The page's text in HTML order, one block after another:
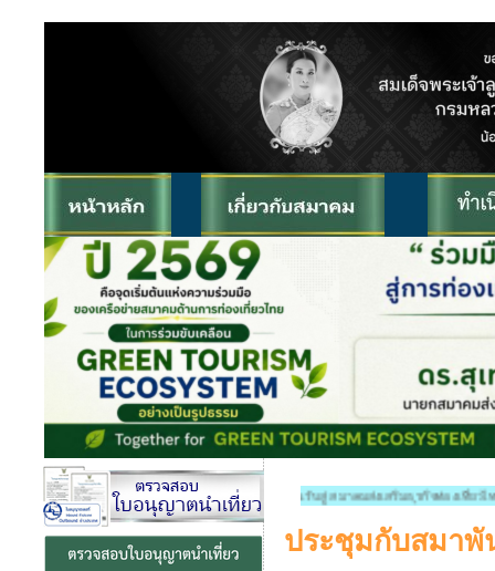
ยินดีต้อนรับสู่ สมาคมส่งเสริมธุรกิจท่องเที่ยวไทย (สธทท.)
ประชุมกับสมาพั